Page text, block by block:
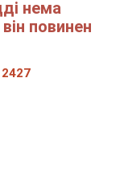
нема
повинен
2427